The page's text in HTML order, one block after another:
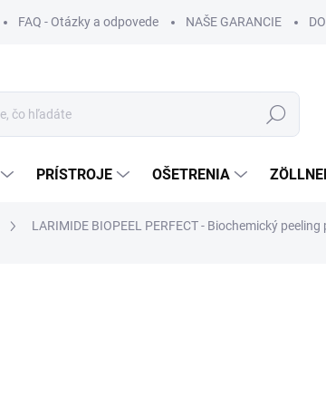
FAQ - Otázky a odpovede NAŠE GARANCIE
Hľadať
PRÍSTROJE OŠETRENIA
LARIMIDE BIOPEEL PERFECT - Biochemický